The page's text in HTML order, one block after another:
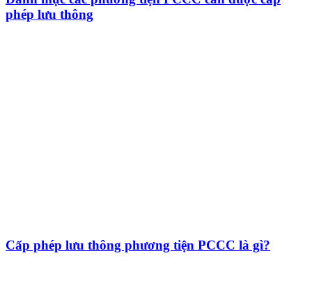
phép lưu thông
Cấp phép lưu thông phương tiện PCCC là gì?